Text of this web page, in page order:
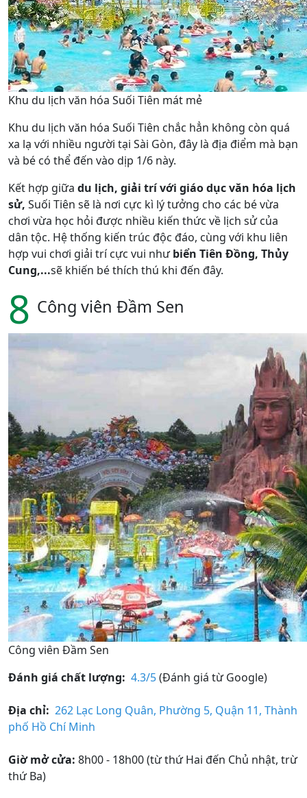
Khu du lịch văn hóa Suối Tiên mát mẻ
Khu du lịch văn hóa Suối Tiên chắc hẳn không còn quá
xa lạ với nhiều người tại Sài Gòn, đây là địa điểm mà bạn
và bé có thể đến vào dịp 1/6 này.
Kết hợp giữa du lịch, giải trí với giáo dục văn hóa lịch
sử, Suối Tiên sẽ là nơi cực kì lý tưởng cho các bé vừa
chơi vừa học hỏi được nhiều kiến thức về lịch sử của
dân tộc. Hệ thống kiến trúc độc đáo, cùng với khu liên
hợp vui chơi giải trí cực vui nhưbiển Tiên Đồng, Thủy
Cung,...sẽ khiến bé thích thú khi đến đây.
8 Công viên Đầm Sen
Công viên Đầm Sen
Đánh giá chất lượng: 4.3/5(Đánh giá từ Google)
Địa chỉ: 262 Lạc Long Quân, Phường 5, Quận 11, Thành
phố Hồ Chí Minh
Giờ mở cửa: 8h00 - 18h00 (từ thứ Hai đến Chủ nhật, trừ
thứ Ba)